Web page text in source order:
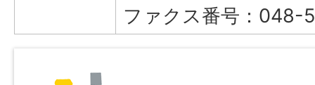
ファクス番号：048-